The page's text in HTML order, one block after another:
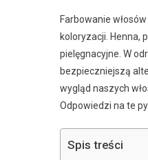
Farbowanie
koloryzacji. Henna,
pielęgnacyjne. W
bezpieczniejszą
wygląd naszych
Odpowiedzi na te
Spis treści